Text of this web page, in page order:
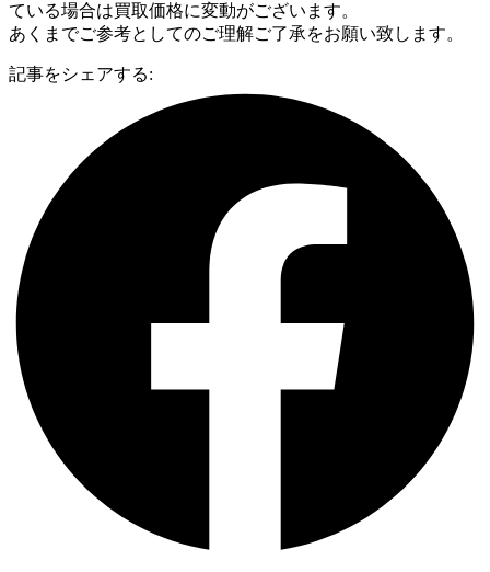
ている場合は買取価格に変動がございます。
あくまでご参考としてのご理解ご了承をお願い致します。
記事をシェアする: